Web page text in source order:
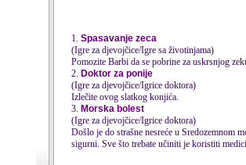
1. Spasavanje zeca
(Igre za djevojčice/Igre sa životinjama)
Pomozite Barbi da se pobrine za uskrsnjog
2. Doktor za ponije
(Igre za djevojčice/Igrice doktora)
Izlečite ovog slatkog konjića.
3. Morska bolest
(Igre za djevojčice/Igrice doktora)
Došlo je do strašne nesreće u Sredozemnom
sigurni. Sve što trebate učiniti je koristiti